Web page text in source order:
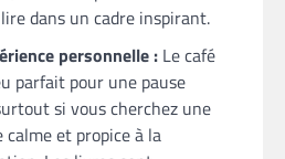
dans un cadre inspirant.
personnelle : Le café
parfait pour une pause
si vous cherchez une
calme et propice à la